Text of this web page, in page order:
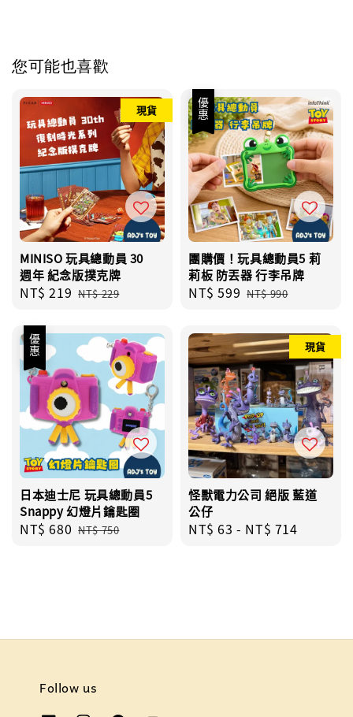
您可能也喜歡
現貨
MINISO 玩具總動員 30
週年 紀念版撲克牌
Sale
NT$ 219 Regular
NT$ 229
優惠
團購價！玩具總動員5 莉
莉板 防丟器 行李吊牌
Sale
NT$ 599 Regular
NT$ 990
優惠
日本迪士尼 玩具總動員5
Snappy 幻燈片鑰匙圈
Sale
NT$ 680 Regular
NT$ 750
現貨
怪獸電力公司 絕版 藍道
公仔
Regular
NT$ 63 - NT$ 714
Follow us